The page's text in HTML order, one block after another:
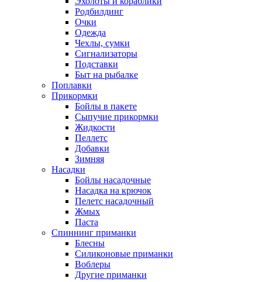
Родбилдинг
Очки
Одежда
Чехлы, сумки
Сигнализаторы
Подставки
Быт на рыбалке
Поплавки
Прикормки
Бойлы в пакете
Сыпучие прикормки
Жидкости
Пеллетс
Добавки
Зимняя
Насадки
Бойлы насадочные
Насадка на крючок
Пелетс насадочный
Жмых
Паста
Спиннинг приманки
Блесны
Силиконовые приманки
Воблеры
Другие приманки